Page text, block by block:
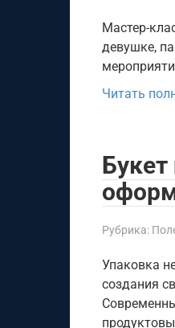
Мастер-
девушке,
Читать
Рубрика:
Упаковка
создания